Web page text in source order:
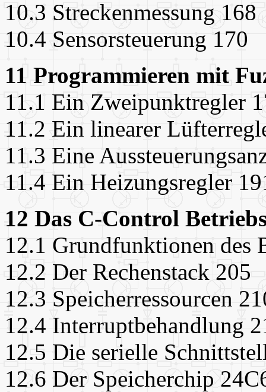
10.3 Streckenmessung 168
10.4 Sensorsteuerung 170
11 Programmieren mit
11.1 Ein Zweipunktregler
11.2 Ein linearer
11.3 Eine
11.4 Ein Heizungsregler
12 Das C-Control
12.1 Grundfunktionen des
12.2 Der Rechenstack 205
12.3 Speicherressourcen
12.4 Interruptbehandlung
12.5 Die serielle
12.6 Der Speicherchip